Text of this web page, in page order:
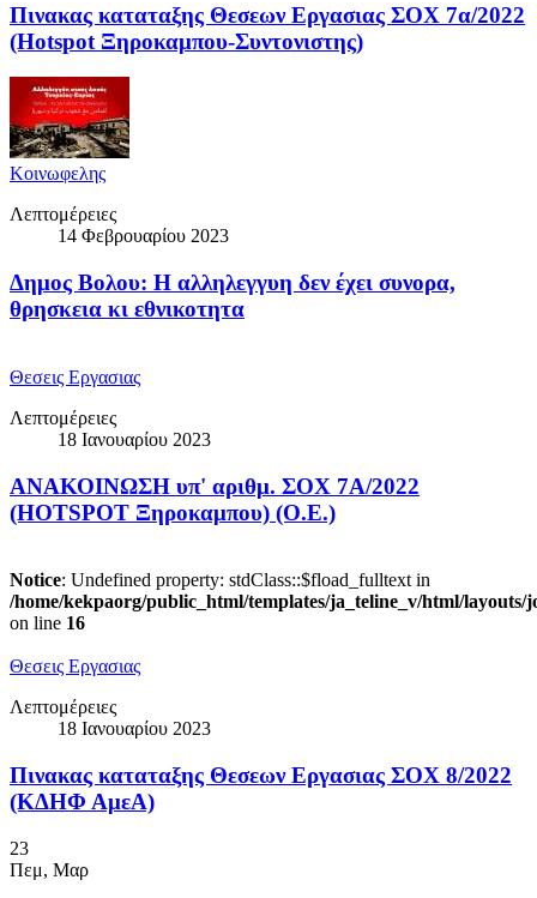
Πινακας καταταξης Θεσεων Εργασιας ΣΟΧ 7α/2022
(Hotspot Ξηροκαμπου-Συντονιστης)
Κοινωφελης
Λεπτομέρειες
14 Φεβρουαρίου 2023
Δημος Βολου: H αλληλεγγυη δεν έχει συνορα,
θρησκεια κι εθνικοτητα
Θεσεις Εργασιας
Λεπτομέρειες
18 Ιανουαρίου 2023
ΑΝΑΚΟΙΝΩΣΗ υπ' αριθμ. ΣΟΧ 7Α/2022
(HOTSPOT Ξηροκαμπου) (Ο.Ε.)
Notice: Undefined property: stdClass::$fload_fulltext in
/home/kekpaorg/public_html/templates/ja_teline_v/html/
on line 16
Θεσεις Εργασιας
Λεπτομέρειες
18 Ιανουαρίου 2023
Πινακας καταταξης Θεσεων Εργασιας ΣΟΧ 8/2022
(ΚΔΗΦ ΑμεΑ)
23
Πεμ, Μαρ